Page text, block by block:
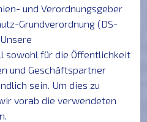
und Verordnungsgeber
Grundverordnung (DS-
sowohl für die Öffentlichkeit
und Geschäftspartner
sein. Um dies zu
vorab die verwendeten